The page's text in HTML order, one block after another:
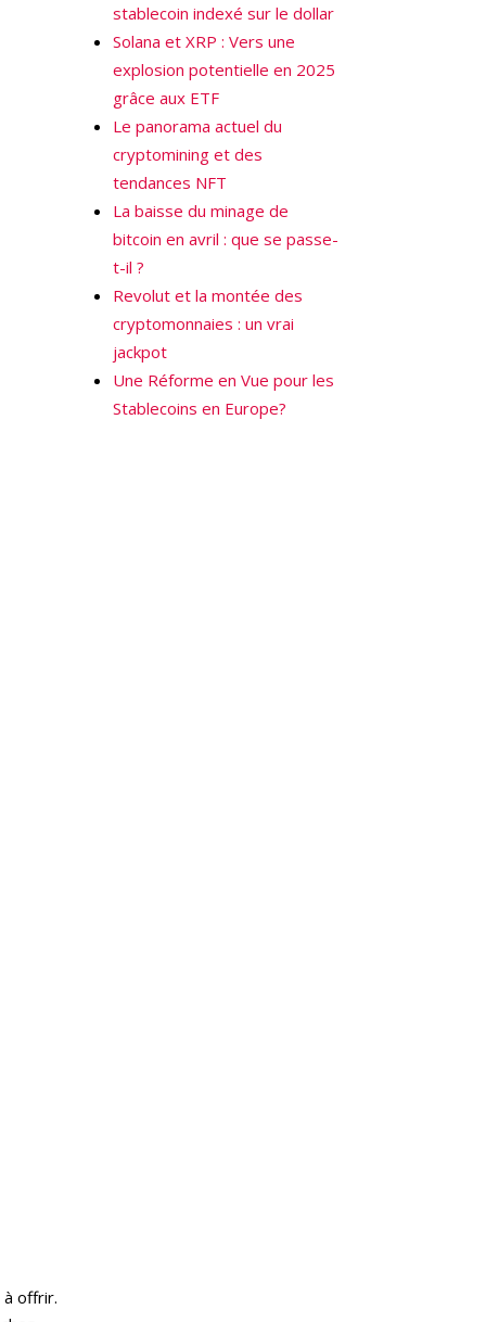
offrir.
stablecoin indexé sur le dollar
Solana et XRP : Vers une
explosion potentielle en 2025
grâce aux ETF
Le panorama actuel du
cryptomining et des
tendances NFT
La baisse du minage de
bitcoin en avril : que se passe-
t-il ?
Revolut et la montée des
cryptomonnaies : un vrai
jackpot
Une Réforme en Vue pour les
Stablecoins en Europe?